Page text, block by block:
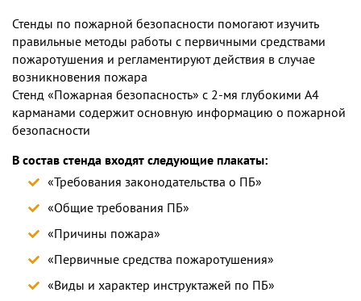
Стенды по пожарной безопасности помогают изучить
правильные методы работы с первичными средствами
пожаротушения и регламентируют действия в случае
возникновения пожара
Стенд «Пожарная безопасность» с 2-мя глубокими А4
карманами содержит основную информацию о пожарной
безопасности
В состав стенда входят следующие плакаты:
«Требования законодательства о ПБ»
«Общие требования ПБ»
«Причины пожара»
«Первичные средства пожаротушения»
«Виды и характер инструктажей по ПБ»